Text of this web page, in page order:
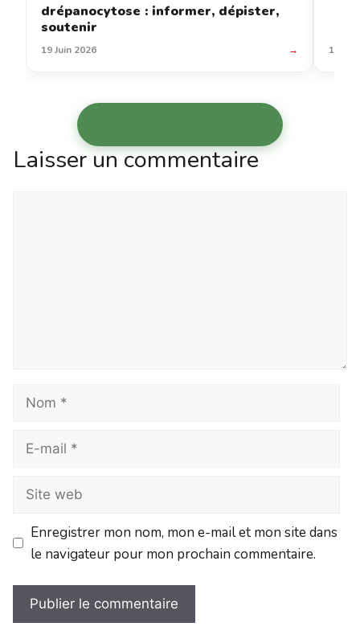
drépanocytose : informer, dépister,
soutenir
19 Juin 2026 → 12
Laisser un commentaire
Enregistrer mon nom, mon e-mail et mon site dans
le navigateur pour mon prochain commentaire.